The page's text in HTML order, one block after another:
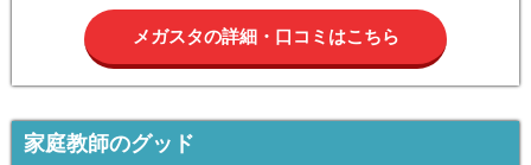
メガスタの詳細・口コミはこちら
家庭教師のグッド